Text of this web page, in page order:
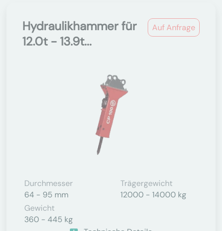
Auf Anfrage
Hydraulikhammer für
12.0t - 13.9t...
Durchmesser
64 - 95 mm
Trägergewicht
12000 - 14000 kg
Gewicht
360 - 445 kg